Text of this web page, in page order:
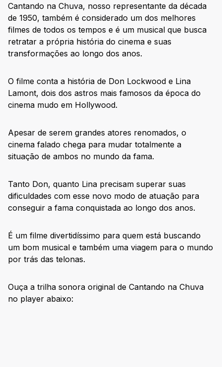
Cantando na Chuva, nosso representante da década
de 1950, também é considerado um dos melhores
filmes de todos os tempos e é um musical que busca
retratar a própria história do cinema e suas
transformações ao longo dos anos.
O filme conta a história de Don Lockwood e Lina
Lamont, dois dos astros mais famosos da época do
cinema mudo em Hollywood.
Apesar de serem grandes atores renomados, o
cinema falado chega para mudar totalmente a
situação de ambos no mundo da fama.
Tanto Don, quanto Lina precisam superar suas
dificuldades com esse novo modo de atuação para
conseguir a fama conquistada ao longo dos anos.
É um filme divertidíssimo para quem está buscando
um bom musical e também uma viagem para o mundo
por trás das telonas.
Ouça a trilha sonora original de Cantando na Chuva
no player abaixo: